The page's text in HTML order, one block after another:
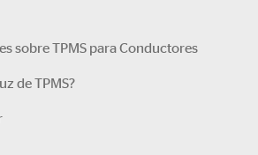
sobre TPMS para Conductores
de TPMS?